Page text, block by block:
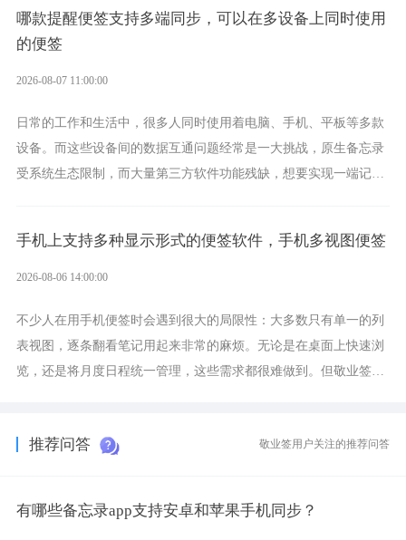
哪款提醒便签支持多端同步，可以在多设备上同时使用
的便签
2026-08-07 11:00:00
日常的工作和生活中，很多人同时使用着电脑、手机、平板等多款
设备。而这些设备间的数据互通问题经常是一大挑战，原生备忘录
受系统生态限制，而大量第三方软件功能残缺，想要实现一端记
手机上支持多种显示形式的便签软件，手机多视图便签
2026-08-06 14:00:00
不少人在用手机便签时会遇到很大的局限性：大多数只有单一的列
表视图，逐条翻看笔记用起来非常的麻烦。无论是在桌面上快速浏
览，还是将月度日程统一管理，这些需求都很难做到。但敬业签作
推荐问答 敬业签用户关注的推荐问答
有哪些备忘录app支持安卓和苹果手机同步？